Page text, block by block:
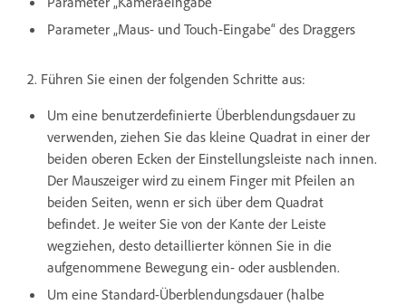
Parameter „Maus- und Touch-Eingabe“ des Draggers
2. Führen Sie einen der folgenden Schritte aus:
Um eine benutzerdefinierte Überblendungsdauer zu
verwenden, ziehen Sie das kleine Quadrat in einer der
beiden oberen Ecken der Einstellungsleiste nach innen.
Der Mauszeiger wird zu einem Finger mit Pfeilen an
beiden Seiten, wenn er sich über dem Quadrat
befindet. Je weiter Sie von der Kante der Leiste
wegziehen, desto detaillierter können Sie in die
aufgenommene Bewegung ein- oder ausblenden.
Um eine Standard-Überblendungsdauer (halbe